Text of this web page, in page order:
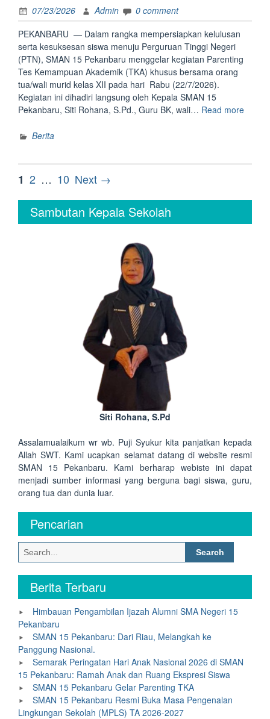
15
Ramah
Anak
dan
Ruang
Ekspresi
Siswa”
07/23/2026 Admin
0 comment
PEKANBARU — Dalam rangka mempersiapkan kelulusan
serta kesuksesan siswa menuju Perguruan Tinggi Negeri
(PTN), SMAN 15 Pekanbaru menggelar kegiatan Parenting
Tes Kemampuan Akademik (TKA) khusus bersama orang
tua/wali murid kelas XII pada hari Rabu (22/7/2026).
Kegiatan ini dihadiri langsung oleh Kepala SMAN 15
Pekanbaru, Siti Rohana, S.Pd., Guru BK, wali… Read more“SMAN
Berita
Posts
pagination
Page
1 Page
2 … Page
10 Next →
Sambutan Kepala Sekolah
Siti Rohana, S.Pd
Assalamualaikum wr wb. Puji Syukur kita panjatkan kepada
Allah SWT. Kami ucapkan selamat datang di website resmi
SMAN 15 Pekanbaru. Kami berharap webiste ini dapat
menjadi sumber informasi yang berguna bagi siswa, guru,
orang tua dan dunia luar.
Pencarian
Search
for:
Berita Terbaru
Himbauan Pengambilan Ijazah Alumni SMA Negeri 15
Pekanbaru
SMAN 15 Pekanbaru: Dari Riau, Melangkah ke
Panggung Nasional.
Semarak Peringatan Hari Anak Nasional 2026 di SMAN
15 Pekanbaru: Ramah Anak dan Ruang Ekspresi Siswa
SMAN 15 Pekanbaru Gelar Parenting TKA
SMAN 15 Pekanbaru Resmi Buka Masa Pengenalan
Lingkungan Sekolah (MPLS) TA 2026-2027